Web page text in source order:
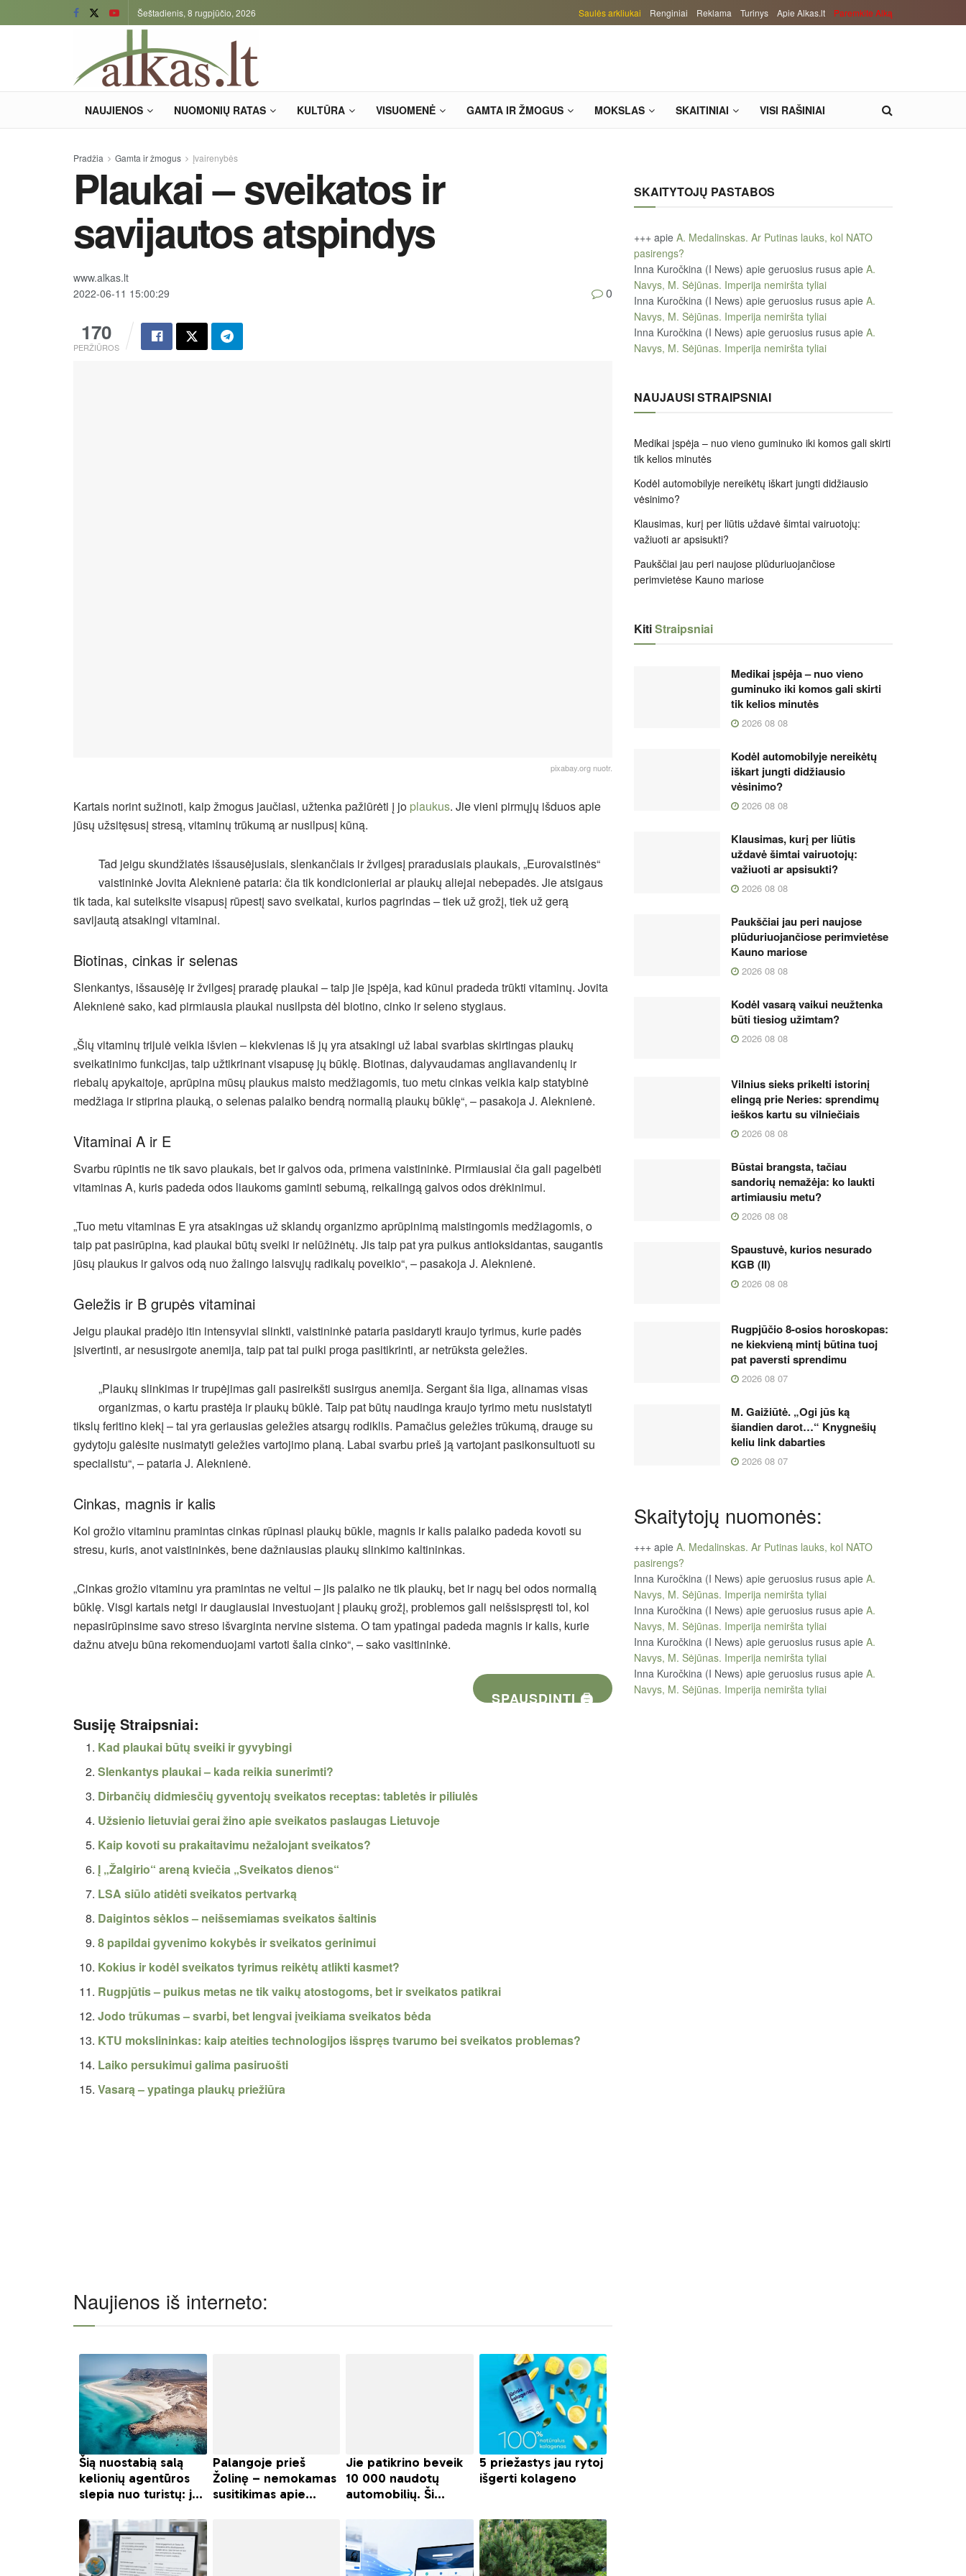
Šeštadienis, 8 rugpjūčio, 2026 Saulės arkliukai Renginiai Reklama Turinys Apie Alkas.lt Paremkite Alką
NAUJIENOS NUOMONIŲ RATAS KULTŪRA VISUOMENĖ GAMTA IR ŽMOGUS MOKSLAS SKAITINIAI VISI RAŠINIAI
Pradžia Gamta ir žmogus Įvairenybės
Plaukai – sveikatos ir
savijautos atspindys
www.alkas.lt
2022-06-11 15:00:29
170
PERŽIŪROS
0
pixabay.org nuotr.
Kartais norint sužinoti, kaip žmogus jaučiasi, užtenka pažiūrėti į jo plaukus. Jie vieni pirmųjų išduos apie
jūsų užsitęsusį stresą, vitaminų trūkumą ar nusilpusį kūną.
Tad jeigu skundžiatės išsausėjusiais, slenkančiais ir žvilgesį praradusiais plaukais, „Eurovaistinės“
vaistininkė Jovita Aleknienė pataria: čia tik kondicionieriai ar plaukų aliejai nebepadės. Jie atsigaus
tik tada, kai suteiksite visapusį rūpestį savo sveikatai, kurios pagrindas – tiek už grožį, tiek už gerą
savijautą atsakingi vitaminai.
Biotinas, cinkas ir selenas
Slenkantys, išsausėję ir žvilgesį praradę plaukai – taip jie įspėja, kad kūnui pradeda trūkti vitaminų. Jovita
Aleknienė sako, kad pirmiausia plaukai nusilpsta dėl biotino, cinko ir seleno stygiaus.
„Šių vitaminų trijulė veikia išvien – kiekvienas iš jų yra atsakingi už labai svarbias skirtingas plaukų
sveikatinimo funkcijas, taip užtikrinant visapusę jų būklę. Biotinas, dalyvaudamas angliavandenių ir
riebalų apykaitoje, aprūpina mūsų plaukus maisto medžiagomis, tuo metu cinkas veikia kaip statybinė
medžiaga ir stiprina plauką, o selenas palaiko bendrą normalią plaukų būklę“, – pasakoja J. Aleknienė.
Vitaminai A ir E
Svarbu rūpintis ne tik savo plaukais, bet ir galvos oda, primena vaistininkė. Pirmiausiai čia gali pagelbėti
vitaminas A, kuris padeda odos liaukoms gaminti sebumą, reikalingą galvos odos drėkinimui.
„Tuo metu vitaminas E yra atsakingas už sklandų organizmo aprūpinimą maistingomis medžiagomis, o
taip pat pasirūpina, kad plaukai būtų sveiki ir nelūžinėtų. Jis taip pat yra puikus antioksidantas, saugantis
jūsų plaukus ir galvos odą nuo žalingo laisvųjų radikalų poveikio“, – pasakoja J. Aleknienė.
Geležis ir B grupės vitaminai
Jeigu plaukai pradėjo itin intensyviai slinkti, vaistininkė pataria pasidaryti kraujo tyrimus, kurie padės
įsivertinti, ar nesusirgote anemija, taip pat tai puiki proga pasitikrinti, ar netrūksta geležies.
„Plaukų slinkimas ir trupėjimas gali pasireikšti susirgus anemija. Sergant šia liga, alinamas visas
organizmas, o kartu prastėja ir plaukų būklė. Taip pat būtų naudinga kraujo tyrimo metu nusistatyti
tikslų feritino kiekį – tai yra geriausias geležies atsargų rodiklis. Pamačius geležies trūkumą, drauge su
gydytoju galėsite nusimatyti geležies vartojimo planą. Labai svarbu prieš ją vartojant pasikonsultuoti su
specialistu“, – pataria J. Aleknienė.
Cinkas, magnis ir kalis
Kol grožio vitaminu pramintas cinkas rūpinasi plaukų būkle, magnis ir kalis palaiko padeda kovoti su
stresu, kuris, anot vaistininkės, bene dažniausias plaukų slinkimo kaltininkas.
„Cinkas grožio vitaminu yra pramintas ne veltui – jis palaiko ne tik plaukų, bet ir nagų bei odos normalią
būklę. Visgi kartais netgi ir daugiausiai investuojant į plaukų grožį, problemos gali neišsispręsti tol, kol
nepasirūpinsime savo streso išvarginta nervine sistema. O tam ypatingai padeda magnis ir kalis, kurie
dažnu atveju būna rekomenduojami vartoti šalia cinko“, – sako vasitininkė.
SPAUSDINTI 🖨
Susiję Straipsniai:
Kad plaukai būtų sveiki ir gyvybingi
Slenkantys plaukai – kada reikia sunerimti?
Dirbančių didmiesčių gyventojų sveikatos receptas: tabletės ir piliulės
Užsienio lietuviai gerai žino apie sveikatos paslaugas Lietuvoje
Kaip kovoti su prakaitavimu nežalojant sveikatos?
Į „Žalgirio“ areną kviečia „Sveikatos dienos“
LSA siūlo atidėti sveikatos pertvarką
Daigintos sėklos – neišsemiamas sveikatos šaltinis
8 papildai gyvenimo kokybės ir sveikatos gerinimui
Kokius ir kodėl sveikatos tyrimus reikėtų atlikti kasmet?
Rugpjūtis – puikus metas ne tik vaikų atostogoms, bet ir sveikatos patikrai
Jodo trūkumas – svarbi, bet lengvai įveikiama sveikatos bėda
KTU mokslininkas: kaip ateities technologijos išspręs tvarumo bei sveikatos problemas?
Laiko persukimui galima pasiruošti
Vasarą – ypatinga plaukų priežiūra
Naujienos iš interneto:
SKAITYTOJŲ PASTABOS
+++ apie A. Medalinskas. Ar Putinas lauks, kol NATO
pasirengs?
Inna Kuročkina (I News) apie geruosius rusus apie A.
Navys, M. Sėjūnas. Imperija nemiršta tyliai
Inna Kuročkina (I News) apie geruosius rusus apie A.
Navys, M. Sėjūnas. Imperija nemiršta tyliai
Inna Kuročkina (I News) apie geruosius rusus apie A.
Navys, M. Sėjūnas. Imperija nemiršta tyliai
NAUJAUSI STRAIPSNIAI
Medikai įspėja – nuo vieno guminuko iki komos gali skirti
tik kelios minutės
Kodėl automobilyje nereikėtų iškart jungti didžiausio
vėsinimo?
Klausimas, kurį per liūtis uždavė šimtai vairuotojų:
važiuoti ar apsisukti?
Paukščiai jau peri naujose plūduriuojančiose
perimvietėse Kauno mariose
KitiStraipsniai
Medikai įspėja – nuo vieno
guminuko iki komos gali skirti
tik kelios minutės
2026 08 08
Kodėl automobilyje nereikėtų
iškart jungti didžiausio
vėsinimo?
2026 08 08
Klausimas, kurį per liūtis
uždavė šimtai vairuotojų:
važiuoti ar apsisukti?
2026 08 08
Paukščiai jau peri naujose
plūduriuojančiose perimvietėse
Kauno mariose
2026 08 08
Kodėl vasarą vaikui neužtenka
būti tiesiog užimtam?
2026 08 08
Vilnius sieks prikelti istorinį
elingą prie Neries: sprendimų
ieškos kartu su vilniečiais
2026 08 08
Būstai brangsta, tačiau
sandorių nemažėja: ko laukti
artimiausiu metu?
2026 08 08
Spaustuvė, kurios nesurado
KGB (II)
2026 08 08
Rugpjūčio 8-osios horoskopas:
ne kiekvieną mintį būtina tuoj
pat paversti sprendimu
2026 08 07
M. Gaižiūtė. „Ogi jūs ką
šiandien darot…“ Knygnešių
keliu link dabarties
2026 08 07
Skaitytojų nuomonės:
+++ apie A. Medalinskas. Ar Putinas lauks, kol NATO
pasirengs?
Inna Kuročkina (I News) apie geruosius rusus apie A.
Navys, M. Sėjūnas. Imperija nemiršta tyliai
Inna Kuročkina (I News) apie geruosius rusus apie A.
Navys, M. Sėjūnas. Imperija nemiršta tyliai
Inna Kuročkina (I News) apie geruosius rusus apie A.
Navys, M. Sėjūnas. Imperija nemiršta tyliai
Inna Kuročkina (I News) apie geruosius rusus apie A.
Navys, M. Sėjūnas. Imperija nemiršta tyliai